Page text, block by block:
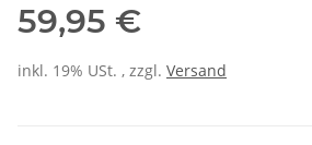
59,95 €
inkl. 19% USt. , zzgl. Versand